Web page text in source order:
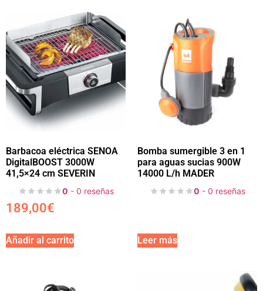
Barbacoa eléctrica SENOA
DigitalBOOST 3000W
41,5×24 cm SEVERIN
0 - 0 reseñas
189,00€
Añadir al carrito
Bomba sumergible 3 en 1
para aguas sucias 900W
14000 L/h MADER
0 - 0 reseñas
Leer más